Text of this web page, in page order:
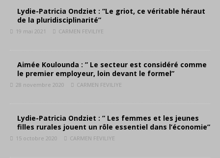
Lydie-Patricia Ondziet : “Le griot, ce véritable héraut
de la pluridisciplinarité”
19 mai 2021 CARMEN FEVILIYE
Aimée Koulounda : ” Le secteur est considéré comme
le premier employeur, loin devant le formel”
28 novembre 2020 CARMEN FEVILIYE
Lydie-Patricia Ondziet : ” Les femmes et les jeunes
filles rurales jouent un rôle essentiel dans l’économie”
15 octobre 2020 CARMEN FEVILIYE